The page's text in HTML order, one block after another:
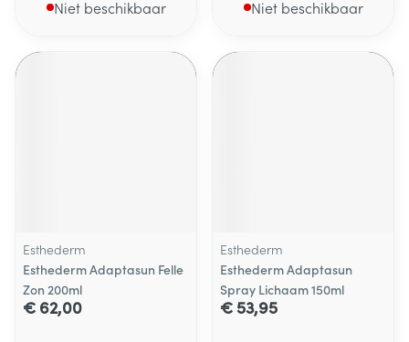
Niet beschikbaar Niet beschikbaar
Esthederm
Esthederm Adaptasun Felle
Zon 200ml
€ 62,00
Esthederm
Esthederm Adaptasun
Spray Lichaam 150ml
€ 53,95